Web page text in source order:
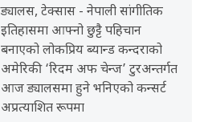
ड्यालस, टेक्सास - नेपाली सांगीतिक
इतिहासमा आफ्नो छुट्टै पहिचान
बनाएको लोकप्रिय ब्यान्ड कन्दराको
अमेरिकी ‘रिदम अफ चेन्ज’ टुरअन्तर्गत
आज ड्यालसमा हुने भनिएको कन्सर्ट
अप्रत्याशित रूपमा